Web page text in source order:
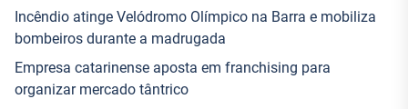
Incêndio atinge Velódromo Olímpico na Barra e mobiliza
bombeiros durante a madrugada
Empresa catarinense aposta em franchising para
organizar mercado tântrico